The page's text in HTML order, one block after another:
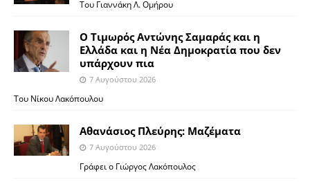
Του Γιαννάκη Λ. Ομήρου
Ο Τιμωρός Αντώνης Σαμαράς και η
Ελλάδα και η Νέα Δημοκρατία που δεν
υπάρχουν πια
7 Αυγούστου 2026
Του Νίκου Λακόπουλου
Αθανάσιος Πλεύρης: Μαζέματα
7 Αυγούστου 2026
Γράφει ο Γιώργος Λακόπουλος